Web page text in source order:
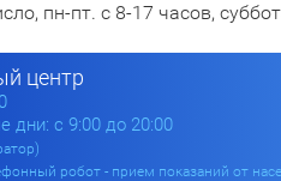
пн-пт. с 8-17 часов,
центр
дни: с 9:00 до 20:00
робот - прием показаний от